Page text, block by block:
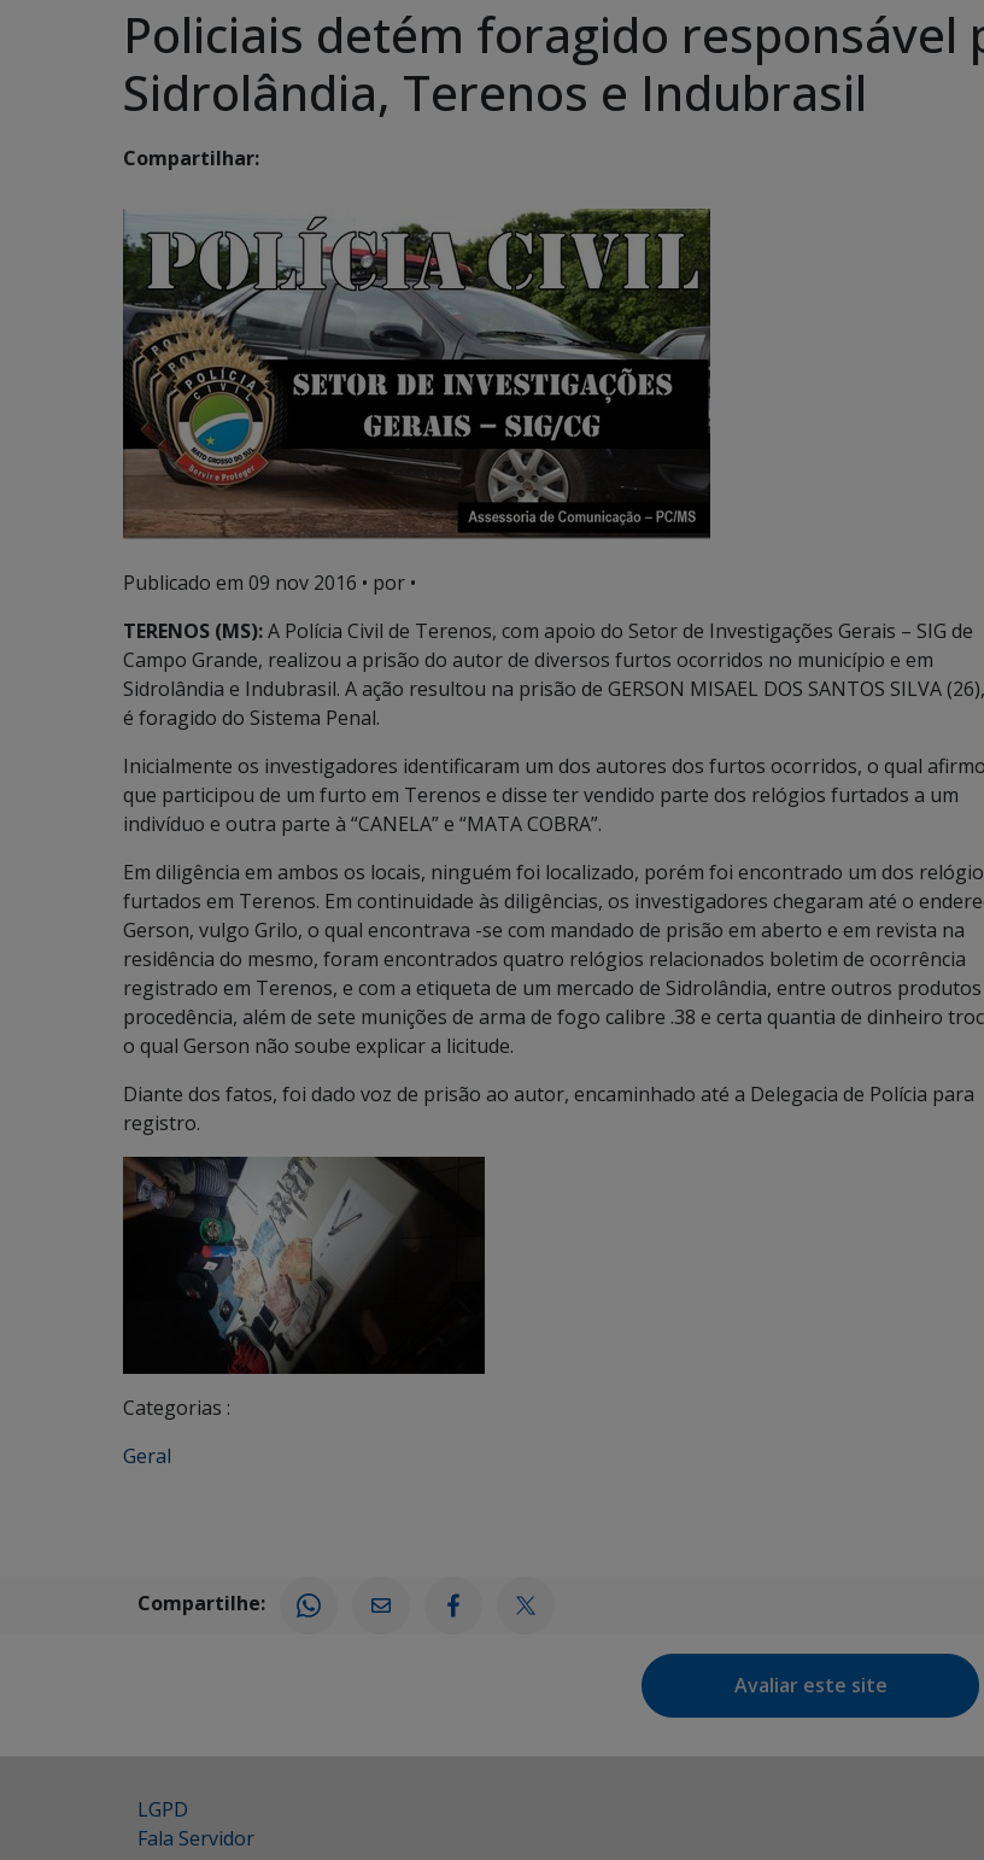
Policiais detém foragido responsável
Sidrolândia, Terenos e Indubrasil
Compartilhar:
Publicado em 09 nov 2016 • por •
TERENOS (MS):A Polícia Civil de Terenos, com apoio do Setor de Investigações Gerais – SIG de
Campo Grande, realizou a prisão do autor de diversos furtos ocorridos no município e em
Sidrolândia e Indubrasil. A ação resultou na prisão de GERSON MISAEL DOS SANTOS SILVA
é foragido do Sistema Penal.
Inicialmente os investigadores identificaram um dos autores dos furtos ocorridos, o qual
que participou de um furto em Terenos e disse ter vendido parte dos relógios furtados a um
indivíduo e outra parte à “CANELA” e “MATA COBRA”.
Em diligência em ambos os locais, ninguém foi localizado, porém foi encontrado um dos
furtados em Terenos. Em continuidade às diligências, os investigadores chegaram até o
Gerson, vulgo Grilo, o qual encontrava -se com mandado de prisão em aberto e em revista na
residência do mesmo, foram encontrados quatro relógios relacionados boletim de ocorrência
registrado em Terenos, e com a etiqueta de um mercado de Sidrolândia, entre outros produtos
procedência, além de sete munições de arma de fogo calibre .38 e certa quantia de dinheiro
o qual Gerson não soube explicar a licitude.
Diante dos fatos, foi dado voz de prisão ao autor, encaminhado até a Delegacia de Polícia para
registro.
Categorias :
Geral
Compartilhe:
Avaliar este site
LGPD
Fala Servidor